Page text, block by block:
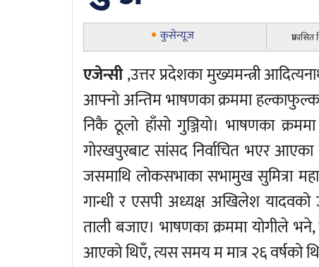
कुसेन्यूज
एजेन्सी,उत्तर प्रदेशका मुख्यमन्त्री
आफ्नो अन्तिम भाषणका क्रममा
निकै ठूलो हाँसो गुञ्जियो। भाषणका
गोरखपुरबाट सांसद निर्वाचित भएर
जसमाथि लोकसभाका सभामुख सुमित्रा
गान्धी र एसपी अध्यक्ष अखिलेश
ताली बजाए। भाषणका क्रममा योगीले
आएको थिएँ, त्यस समय म मात्र २६ वर्षको